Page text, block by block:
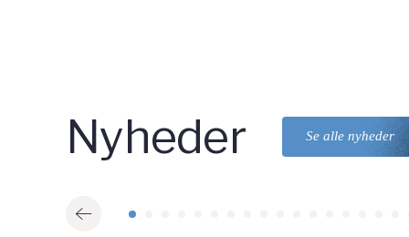
Nyheder Se alle nyheder